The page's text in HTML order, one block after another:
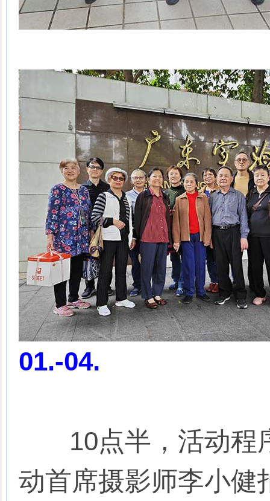
01.-04.
10点半，活动程
动首席摄影师李小健